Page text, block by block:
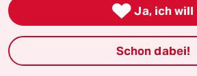
reingehen
Newsletter
 Ja, ich will
Schon dabei!